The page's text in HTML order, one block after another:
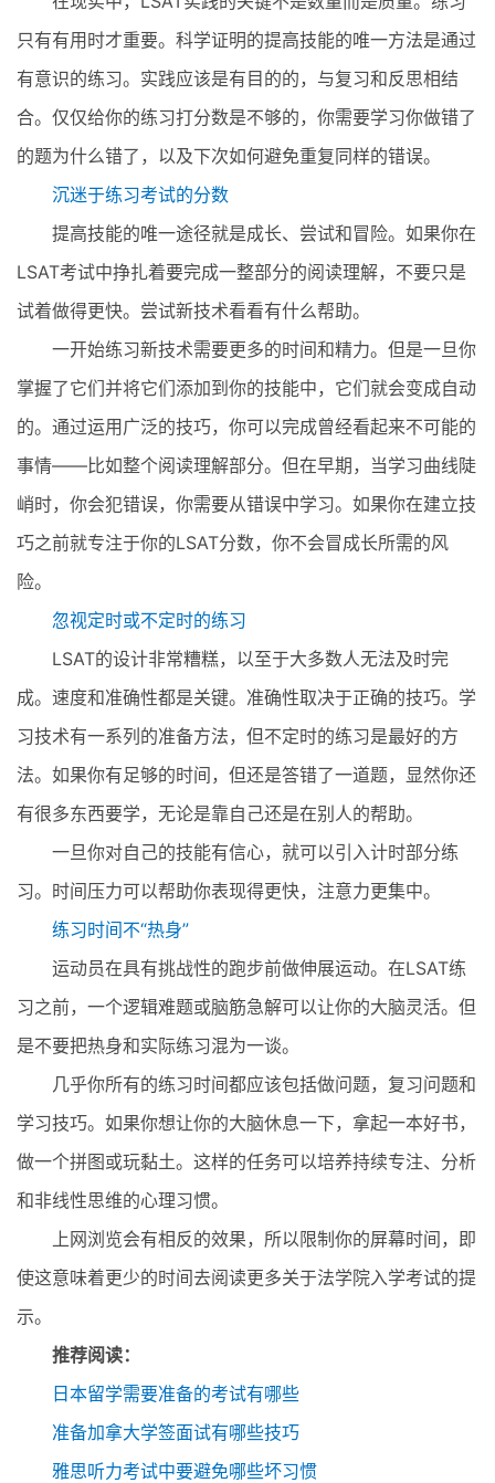
只有有用时才重要。科学证明的提高技能的唯一方法是通过
有意识的练习。实践应该是有目的的，与复习和反思相结
合。仅仅给你的练习打分数是不够的，你需要学习你做错了
的题为什么错了，以及下次如何避免重复同样的错误。
沉迷于练习考试的分数
提高技能的唯一途径就是成长、尝试和冒险。如果你在
LSAT考试中挣扎着要完成一整部分的阅读理解，不要只是
试着做得更快。尝试新技术看看有什么帮助。
一开始练习新技术需要更多的时间和精力。但是一旦你
掌握了它们并将它们添加到你的技能中，它们就会变成自动
的。通过运用广泛的技巧，你可以完成曾经看起来不可能的
事情——比如整个阅读理解部分。但在早期，当学习曲线陡
峭时，你会犯错误，你需要从错误中学习。如果你在建立技
巧之前就专注于你的LSAT分数，你不会冒成长所需的风
险。
忽视定时或不定时的练习
LSAT的设计非常糟糕，以至于大多数人无法及时完
成。速度和准确性都是关键。准确性取决于正确的技巧。学
习技术有一系列的准备方法，但不定时的练习是最好的方
法。如果你有足够的时间，但还是答错了一道题，显然你还
有很多东西要学，无论是靠自己还是在别人的帮助。
一旦你对自己的技能有信心，就可以引入计时部分练
习。时间压力可以帮助你表现得更快，注意力更集中。
练习时间不“热身”
运动员在具有挑战性的跑步前做伸展运动。在LSAT练
习之前，一个逻辑难题或脑筋急解可以让你的大脑灵活。但
是不要把热身和实际练习混为一谈。
几乎你所有的练习时间都应该包括做问题，复习问题和
学习技巧。如果你想让你的大脑休息一下，拿起一本好书，
做一个拼图或玩黏土。这样的任务可以培养持续专注、分析
和非线性思维的心理习惯。
上网浏览会有相反的效果，所以限制你的屏幕时间，即
使这意味着更少的时间去阅读更多关于法学院入学考试的提
示。
推荐阅读：
日本留学需要准备的考试有哪些
准备加拿大学签面试有哪些技巧
雅思听力考试中要避免哪些坏习惯